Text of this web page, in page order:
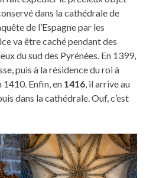
dans la cathédrale de
de l’Espagne par les
va être caché pendant des
du sud des Pyrénées. En 1399,
puis à la résidence du roi à
1410. Enfin, en 1416, il arrive au
dans la cathédrale. Ouf, c’est